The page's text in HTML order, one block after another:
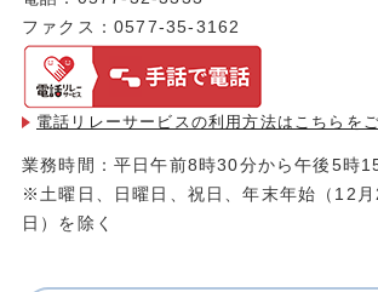
ファクス：0577-35-3162
電話リレーサービスの利用方法は こちらを
業務時間：平日午前8時30分から午後5時
※土曜日、日曜日、祝日、年末年始（12
日）を除く